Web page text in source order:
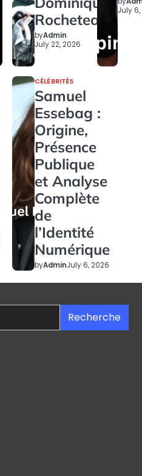
Rocheteau
byAdmin
July 22, 2026
July
CÉLÉBRITÉS
Samuel
Essebag :
Origine,
Présence
Publique
et Analyse
Complète
de
l’Identité
Numérique
byAdminJuly 6, 2026
Recherche